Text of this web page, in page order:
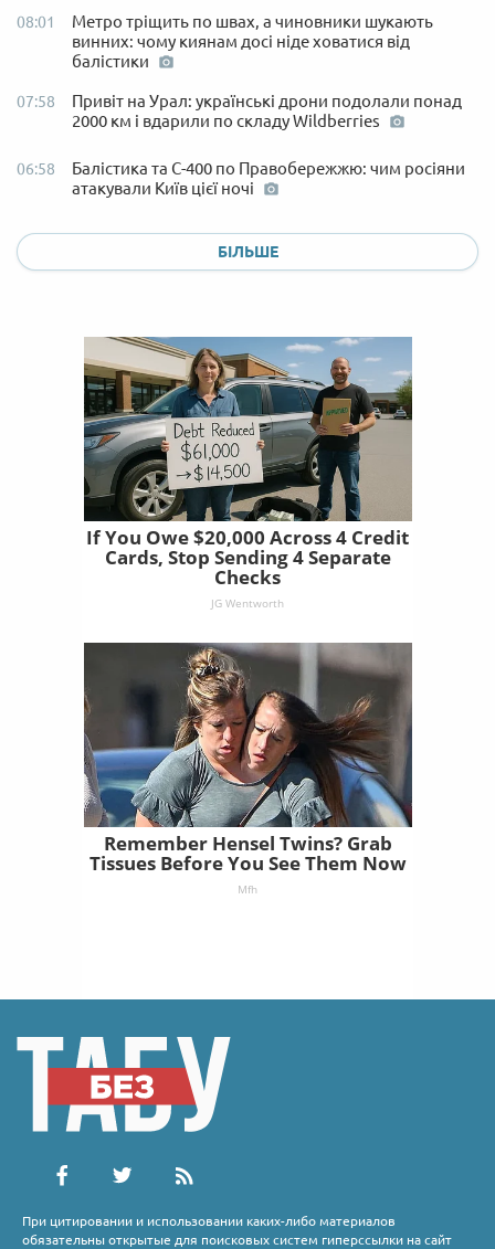
08:01
Метро тріщить по швах, а чиновники шукають
винних: чому киянам досі ніде ховатися від
балістики
07:58
Привіт на Урал: українські дрони подолали понад
2000 км і вдарили по складу Wildberries
06:58
Балістика та С-400 по Правобережжю: чим росіяни
атакували Київ цієї ночі
БІЛЬШЕ
If You Owe $20,000 Across 4 Credit
Cards, Stop Sending 4 Separate
Checks
JG Wentworth
Remember Hensel Twins? Grab
Tissues Before You See Them Now
Mfh
При цитировании и использовании каких-либо материалов
обязательны открытые для поисковых систем гиперссылки на сайт